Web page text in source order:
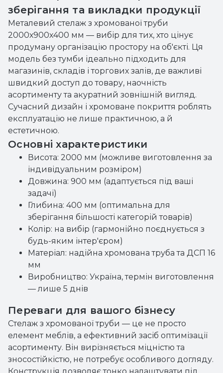
зберігання та викладки продукції
Металевий стелаж з хромованої труби
2000х900х400 мм — вибір для тих, хто цінує
продуману організацію простору на об'єкті. Ця
модель без тумби ідеально підходить для
магазинів, складів і торгових залів, де важливі
швидкий доступ до товару, наочність
асортименту та акуратний зовнішній вигляд.
Сучасний дизайн і хромоване покриття роблять
експлуатацію не лише практичною, а й
естетичною.
Основні характеристики
Висота: 2000 мм (можливе виготовлення за
індивідуальним розміром)
Довжина: 900 мм (адаптується під ваші
задачі)
Глибина: 400 мм (оптимальна для
зберігання більшості категорій товарів)
Колір: на вибір (гармонійно поєднується з
будь-яким інтер'єром)
Матеріал: надійна хромована труба та ДСП 16
мм
Виробництво: Україна, термін виготовлення
— лише 5 днів
Переваги для вашого бізнесу
Стелаж з хромованої труби — це не просто
елемент меблів, а ефективний засіб оптимізації
асортименту. Він вирізняється міцністю та
зносостійкістю, не потребує особливого догляду.